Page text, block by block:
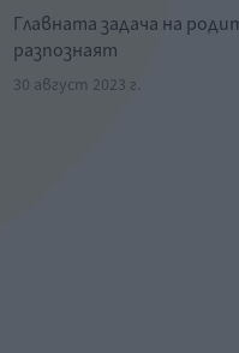
Главната задача на
разпознаят
30 август 2023 г.